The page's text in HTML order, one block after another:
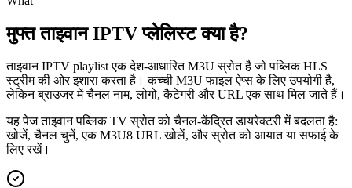
मुफ्त ताइवान IPTV प्लेलिस्ट क्या है?
ताइवान IPTV playlist एक देश-आधारित M3U स्रोत है जो पब्लिक HLS
स्ट्रीम की ओर इशारा करता है। कच्ची M3U फाइल ऐप्स के लिए उपयोगी है,
लेकिन ब्राउजर में चैनल नाम, लोगो, कैटेगरी और URL एक साथ मिल जाते हैं।
यह पेज ताइवान पब्लिक TV स्रोत को चैनल-केंद्रित डायरेक्टरी में बदलता है:
खोजें, चैनल चुनें, एक M3U8 URL खोलें, और स्रोत को आयात या सफाई के
लिए रखें।